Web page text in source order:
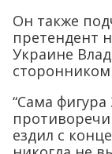
Он также
претендент
Украине
“Сама фигура
ездил с